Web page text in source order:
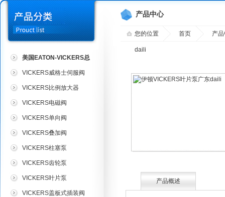
美国EATON-VICKERS总
代理
VICKERS威格士伺服阀
VICKERS比例放大器
VICKERS电磁阀
VICKERS单向阀
VICKERS叠加阀
VICKERS柱塞泵
VICKERS齿轮泵
VICKERS叶片泵
VICKERS盖板式插装阀
产品中心
您的位置 首页 产
daili
产品概述